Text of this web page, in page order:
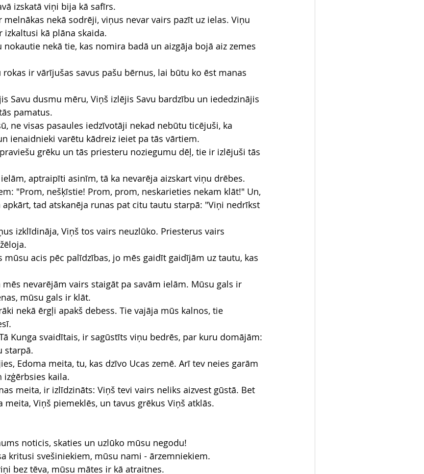
izskatā viņi bija kā safīrs.
melnākas nekā sodrēji, viņus nevar vairs pazīt uz ielas. Viņu
kā plāna skaida.
nekā tie, kas nomira badā un aizgāja bojā aiz zemes
rokas ir vārījušas savus pašu bērnus, lai būtu ko ēst manas
Savu dusmu mēru, Viņš izlējis Savu bardzību un iededzinājis
pamatus.
ne visas pasaules iedzīvotāji nekad nebūtu ticējuši, ka
ienaidnieki varētu kādreiz ieiet pa tās vārtiem.
grēku un tās priesteru noziegumu dēļ, tie ir izlējuši tās
aptraipīti asinīm, tā ka nevarēja aizskart viņu drēbes.
"Prom, nešķīstie! Prom, prom, neskarieties nekam klāt!" Un,
tad atskanēja runas pat citu tautu starpā: "Viņi nedrīkst
izklīdināja, Viņš tos vairs neuzlūko. Priesterus vairs
mūsu acis pēc palīdzības, jo mēs gaidīt gaidījām uz tautu, kas
mēs nevarējām vairs staigāt pa savām ielām. Mūsu gals ir
mūsu gals ir klāt.
nekā ērgļi apakš debess. Tie vajāja mūs kalnos, tie
Kunga svaidītais, ir sagūstīts viņu bedrēs, par kuru domājām:
starpā.
Edoma meita, tu, kas dzīvo Ucas zemē. Arī tev neies garām
izģērbsies kaila.
meita, ir izlīdzināts: Viņš tevi vairs neliks aizvest gūstā. Bet
meita, Viņš piemeklēs, un tavus grēkus Viņš atklās.
noticis, skaties un uzlūko mūsu negodu!
kritusi svešiniekiem, mūsu nami - ārzemniekiem.
bez tēva, mūsu mātes ir kā atraitnes.